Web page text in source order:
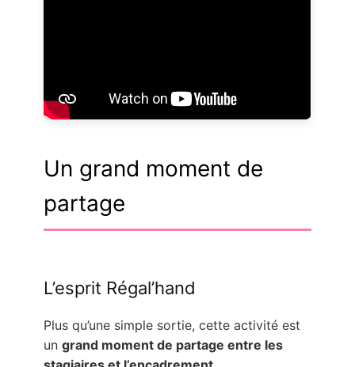
Un grand moment de
partage
L’esprit Régal’hand
Plus qu’une simple sortie, cette activité est
ungrand moment de partage entre les